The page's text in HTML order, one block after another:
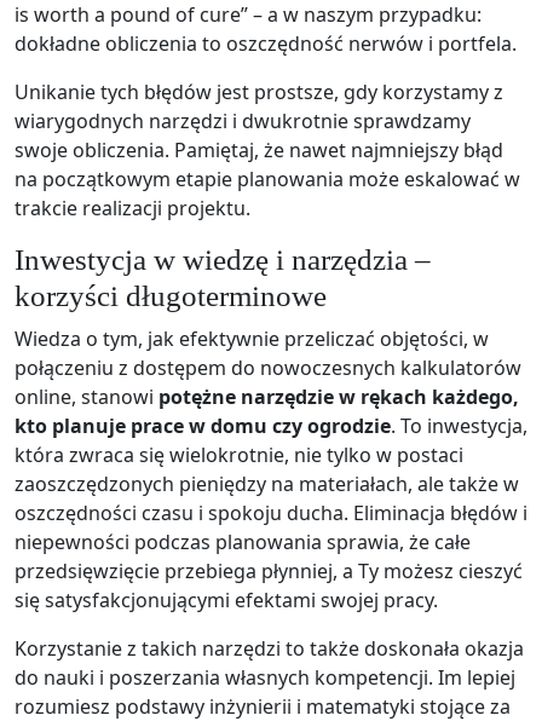
is worth a pound of cure” – a w naszym przypadku:
dokładne obliczenia to oszczędność nerwów i portfela.
Unikanie tych błędów jest prostsze, gdy korzystamy z
wiarygodnych narzędzi i dwukrotnie sprawdzamy
swoje obliczenia. Pamiętaj, że nawet najmniejszy błąd
na początkowym etapie planowania może eskalować w
trakcie realizacji projektu.
Inwestycja w wiedzę i narzędzia –
korzyści długoterminowe
Wiedza o tym, jak efektywnie przeliczać objętości, w
połączeniu z dostępem do nowoczesnych kalkulatorów
online, stanowi potężne narzędzie w rękach każdego,
kto planuje prace w domu czy ogrodzie. To inwestycja,
która zwraca się wielokrotnie, nie tylko w postaci
zaoszczędzonych pieniędzy na materiałach, ale także w
oszczędności czasu i spokoju ducha. Eliminacja błędów i
niepewności podczas planowania sprawia, że całe
przedsięwzięcie przebiega płynniej, a Ty możesz cieszyć
się satysfakcjonującymi efektami swojej pracy.
Korzystanie z takich narzędzi to także doskonała okazja
do nauki i poszerzania własnych kompetencji. Im lepiej
rozumiesz podstawy inżynierii i matematyki stojące za